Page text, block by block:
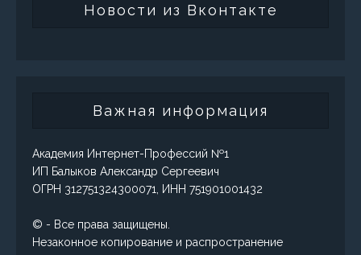
Новости из Вконтакте
Важная информация
Академия Интернет-Профессий №1
ИП Балыков Александр Сергеевич
ОГРН 312751324300071, ИНН 751901001432
© - Все права защищены.
Незаконное копирование и распространение